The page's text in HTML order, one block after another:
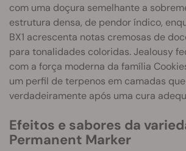
com uma doçura semelhante a
estrutura densa, de pendor índico,
BX1 acrescenta notas cremosas de
para tonalidades coloridas. Jealousy
com a força moderna da família
um perfil de terpenos em camadas
verdadeiramente após uma cura
Efeitos e sabores da
Permanent Marker